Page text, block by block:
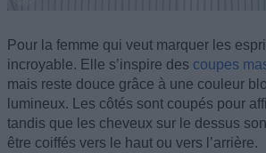
Pour la femme qui veut marquer les
incroyable. Elle s’inspire des coupes
mais reste douce grâce à une couleur
lumineux. Les côtés sont coupés pour
tandis que les cheveux sur le dessus
être coiffés vers le haut ou vers l’arrière.